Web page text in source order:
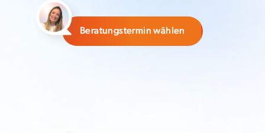
Beratungstermin wählen